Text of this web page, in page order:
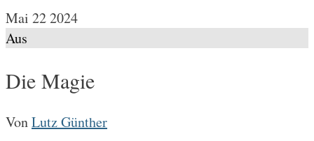
Mai 222024
Aus
Die Magie
VonLutz Günther